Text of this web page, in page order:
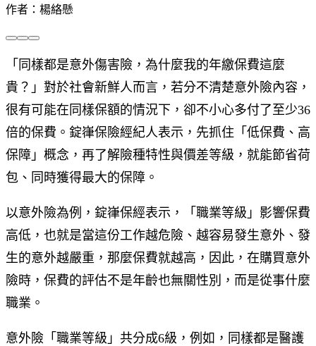
作者：楊絡懸
「同樣都是意外傷害險，為什麼我的年繳保費這麼
貴？」對於社會新鮮人而言，若分不清楚意外險內容，
很有可能在同樣保額的情況下，卻不小心多付了至少36
倍的保費。錠嵂保險經紀人表示，先抓住「低保費、高
保障」概念，再了解險種特性與價差等級，就能節省荷
包、同時獲得最大的保障。
以意外險為例，錠嵂保經表示，「職業等級」影響保費
高低，也就是當這份工作越危險、越容易發生意外、發
生的意外越嚴重，那麼保費就越高，因此，在購買意外
險時，保費的評估不是年齡也無關性別，而是從事什麼
職業。
意外險「職業等級」共分成6級，例如，同樣都是醫護